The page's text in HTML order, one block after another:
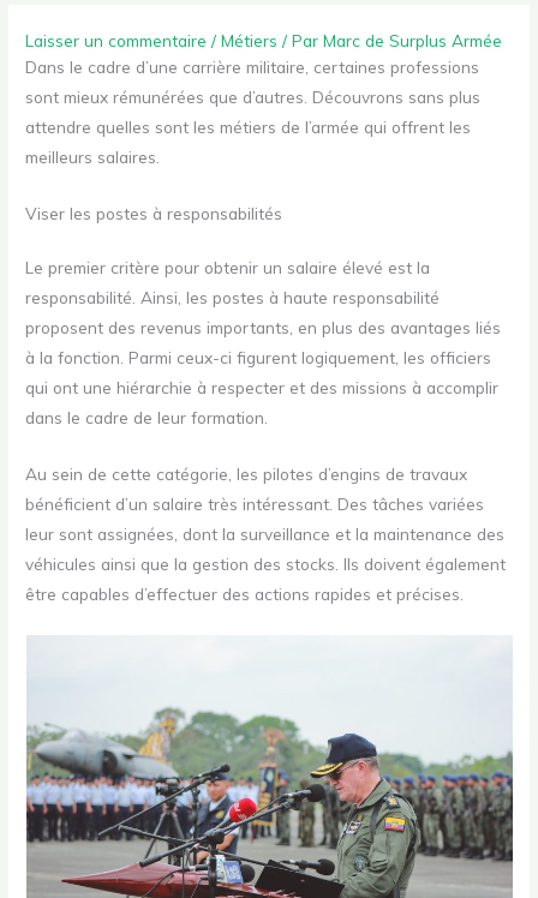
Laisser un commentaire /Métiers / ParMarc de Surplus Armée
Dans le cadre d’une carrière militaire, certaines professions
sont mieux rémunérées que d’autres. Découvrons sans plus
attendre quelles sont les métiers de l’armée qui offrent les
meilleurs salaires.
Viser les postes à responsabilités
Le premier critère pour obtenir un salaire élevé est la
responsabilité. Ainsi, les postes à haute responsabilité
proposent des revenus importants, en plus des avantages liés
à la fonction. Parmi ceux-ci figurent logiquement, les officiers
qui ont une hiérarchie à respecter et des missions à accomplir
dans le cadre de leur formation.
Au sein de cette catégorie, les pilotes d’engins de travaux
bénéficient d’un salaire très intéressant. Des tâches variées
leur sont assignées, dont la surveillance et la maintenance des
véhicules ainsi que la gestion des stocks. Ils doivent également
être capables d’effectuer des actions rapides et précises.